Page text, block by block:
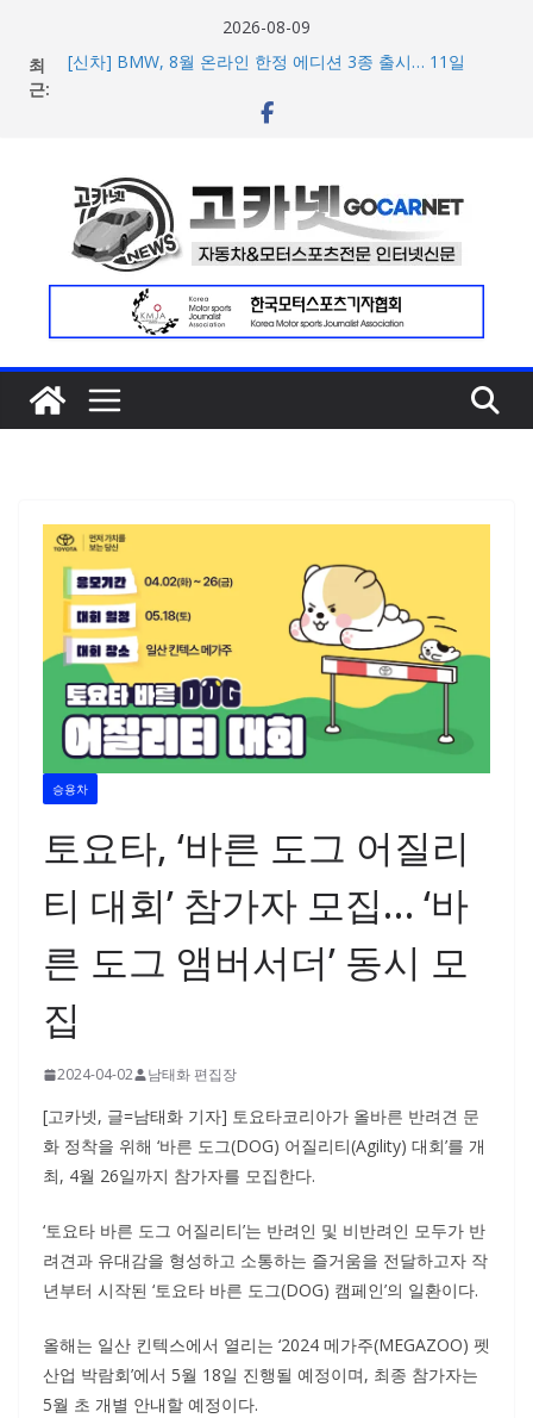
2026-08-09
최
근:
[신차] BMW, 8월 온라인 한정 에디션 3종 출시… 11일
벤틀리, 첫 순수 전기 어반 럭셔리 SUV 토르칼 탑재될 ‘큐레
팝업 오픈
BMW 레이디스 챔피언십 2026, 다양한 티켓 패키지 선보이
며 본격 대회 준비 돌입
현대차·기아, ‘2026 레드닷 어워드’에서 최우수상 2개·본상
15개 수상
승용차
토요타, ‘바른 도그 어질리
티 대회’ 참가자 모집… ‘바
른 도그 앰버서더’ 동시 모
집
2024-04-02 남태화 편집장
[고카넷, 글=남태화 기자] 토요타코리아가 올바른 반려견 문
화 정착을 위해 ‘바른 도그(DOG) 어질리티(Agility) 대회’를 개
최, 4월 26일까지 참가자를 모집한다.
‘토요타 바른 도그 어질리티’는 반려인 및 비반려인 모두가 반
려견과 유대감을 형성하고 소통하는 즐거움을 전달하고자 작
년부터 시작된 ‘토요타 바른 도그(DOG) 캠페인’의 일환이다.
올해는 일산 킨텍스에서 열리는 ‘2024 메가주(MEGAZOO) 펫
산업 박람회’에서 5월 18일 진행될 예정이며, 최종 참가자는
5월 초 개별 안내할 예정이다.